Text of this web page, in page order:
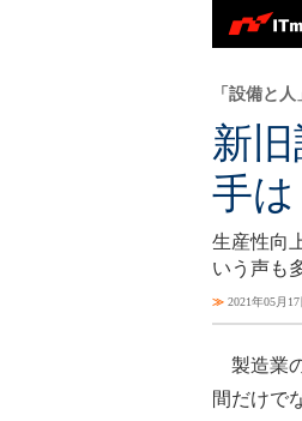
新
手は
「設備と
生産性向
いう声も
≫ 2021年05月
製造業
間だけで